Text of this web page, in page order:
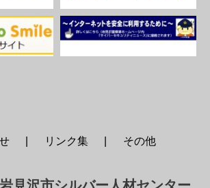
リンク集 その他
見沢市シルバー人材センター